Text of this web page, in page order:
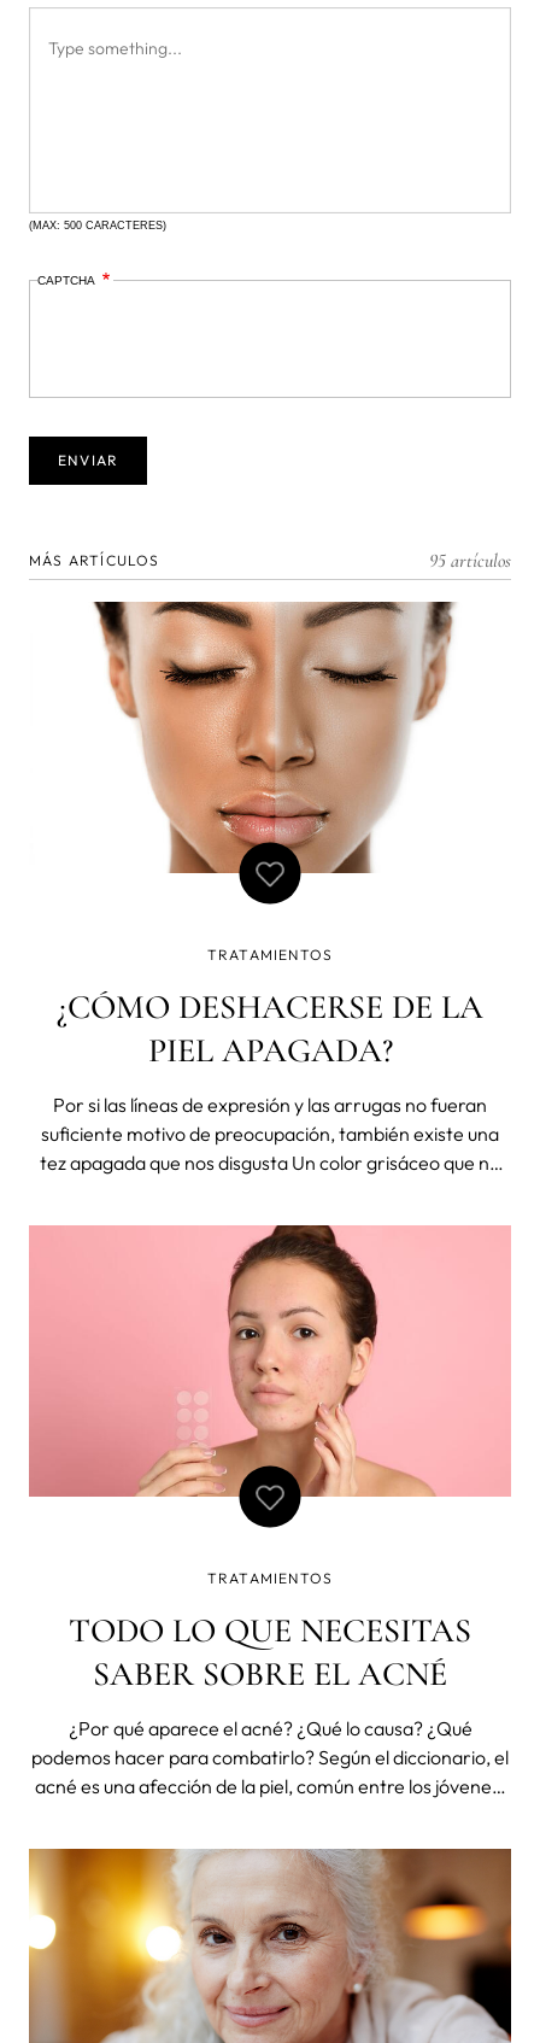
(MAX: 500 CARACTERES)
CAPTCHA
MÁS ARTÍCULOS 95 artículos
TRATAMIENTOS
¿CÓMO DESHACERSE DE LA
PIEL APAGADA?
Por si las líneas de expresión y las arrugas no fueran
suficiente motivo de preocupación, también existe una
tez apagada que nos disgusta Un color grisáceo que no
acción inmediata. Además de la piel apagada, a menudo
luchamos simultáneame
TRATAMIENTOS
TODO LO QUE NECESITAS
SABER SOBRE EL ACNÉ
¿Por qué aparece el acné? ¿Qué lo causa? ¿Qué
podemos hacer para combatirlo? Según el diccionario, el
acné es una afección de la piel, común entre los jóvenes,
especialmente en la cara y el cuello. Las personas que
padecen acné saben de prime